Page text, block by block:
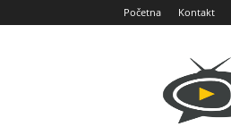
Početna Kontakt